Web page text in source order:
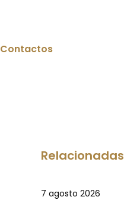
Contactos
Relacionadas
7 agosto 2026